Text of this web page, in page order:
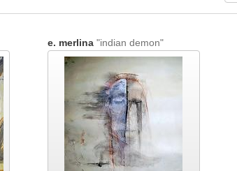
e. merlina"indian demon"